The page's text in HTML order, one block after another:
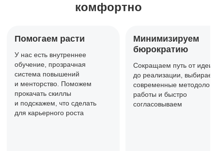
комфортно
Помогаем расти
У нас есть внутреннее
обучение, прозрачная
система повышений
и менторство. Поможем
прокачать скиллы
и подскажем, что сделать
для карьерного роста
Минимизируем
бюрократию
Сокращаем путь от идеи
до реализации, выбираем
современные
работы и быстро
согласовываем